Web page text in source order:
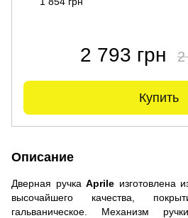
2 793 грн 2
Купить
Описание
Дверная ручка Aprile изготовлена
высочайшего качества,
гальваническое. Механизм